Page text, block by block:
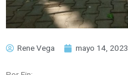
Rene Vega mayo 14, 2023